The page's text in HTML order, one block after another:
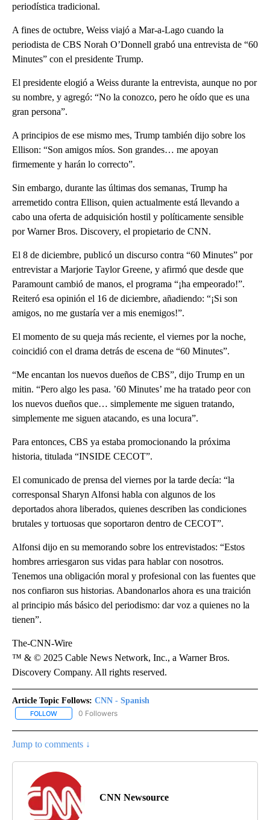
periodística tradicional.
A fines de octubre, Weiss viajó a Mar-a-Lago cuando la
periodista de CBS Norah O’Donnell grabó una entrevista de “60
Minutes” con el presidente Trump.
El presidente elogió a Weiss durante la entrevista, aunque no por
su nombre, y agregó: “No la conozco, pero he oído que es una
gran persona”.
A principios de ese mismo mes, Trump también dijo sobre los
Ellison: “Son amigos míos. Son grandes… me apoyan
firmemente y harán lo correcto”.
Sin embargo, durante las últimas dos semanas, Trump ha
arremetido contra Ellison, quien actualmente está llevando a
cabo una oferta de adquisición hostil y políticamente sensible
por Warner Bros. Discovery, el propietario de CNN.
El 8 de diciembre, publicó un discurso contra “60 Minutes” por
entrevistar a Marjorie Taylor Greene, y afirmó que desde que
Paramount cambió de manos, el programa “¡ha empeorado!”.
Reiteró esa opinión el 16 de diciembre, añadiendo: “¡Si son
amigos, no me gustaría ver a mis enemigos!”.
El momento de su queja más reciente, el viernes por la noche,
coincidió con el drama detrás de escena de “60 Minutes”.
“Me encantan los nuevos dueños de CBS”, dijo Trump en un
mitin. “Pero algo les pasa. ’60 Minutes’ me ha tratado peor con
los nuevos dueños que… simplemente me siguen tratando,
simplemente me siguen atacando, es una locura”.
Para entonces, CBS ya estaba promocionando la próxima
historia, titulada “INSIDE CECOT”.
El comunicado de prensa del viernes por la tarde decía: “la
corresponsal Sharyn Alfonsi habla con algunos de los
deportados ahora liberados, quienes describen las condiciones
brutales y tortuosas que soportaron dentro de CECOT”.
Alfonsi dijo en su memorando sobre los entrevistados: “Estos
hombres arriesgaron sus vidas para hablar con nosotros.
Tenemos una obligación moral y profesional con las fuentes que
nos confiaron sus historias. Abandonarlos ahora es una traición
al principio más básico del periodismo: dar voz a quienes no la
tienen”.
The-CNN-Wire
™ & © 2025 Cable News Network, Inc., a Warner Bros.
Discovery Company. All rights reserved.
Article Topic Follows: CNN - Spanish
FOLLOW FOLLOW "CNN - SPANISH" TO RECEIVE NOTIFICATIONS ABOUT
0 Followers
Jump to comments ↓
CNN Newsource